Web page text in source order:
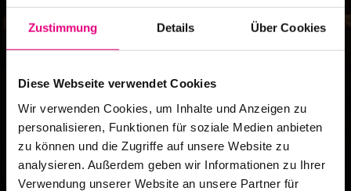
Zustimmung Details Über Cookies
Diese Webseite verwendet Cookies
Wir verwenden Cookies, um Inhalte und Anzeigen zu
personalisieren, Funktionen für soziale Medien anbieten
zu können und die Zugriffe auf unsere Website zu
analysieren. Außerdem geben wir Informationen zu Ihrer
Verwendung unserer Website an unsere Partner für
TiK
Veranstaltungsort